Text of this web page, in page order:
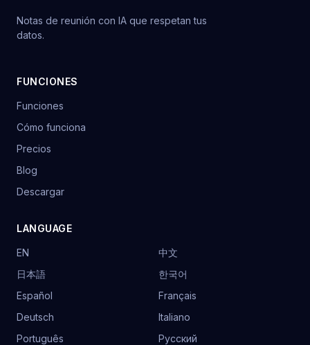
Notas de reunión con IA que respetan tus
datos.
FUNCIONES
Funciones
Cómo funciona
Precios
Blog
Descargar
LANGUAGE
EN
中文
日本語
한국어
Español
Français
Deutsch
Italiano
Português
Русский